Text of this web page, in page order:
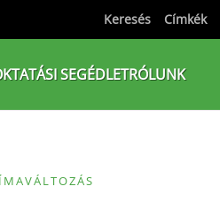
Keresés Címkék
SEGÉDLETRÓLUNK